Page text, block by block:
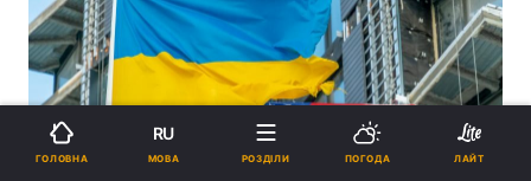
ГОЛОВНА
RU
МОВА РОЗДІЛИ ПОГОДА ЛАЙТ